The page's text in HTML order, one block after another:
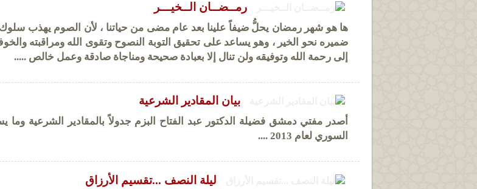
رمــضــان الــخيـــر
ها هو شهر رمضان يحلُّ ضيفاً علينا بعد عام مضى من حياتنا ، لأن الصوم يهذب
ضميره نحو الخير ، وهو يساعد على تحقيق التوبة النصوح وتقوى الله ومراقبته
إلى رحمة الله وتوفيقه ولن تنال إلا بعبادة صحيحة ومناجاة صادقة وعمل خالص .....
بيان المقادير الشرعية
أصدر مفتي دمشق فضيلة الدكتور عبد الفتاح البزم جدولاً بالمقادير الشرعية وما
السوري لعام 2013 ....
ليلة النصف ...تقسيم الأرزاق